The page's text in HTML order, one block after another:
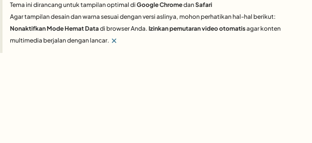
Tema ini dirancang untuk tampilan optimal di Google ChromedanSafari
Agar tampilan desain dan warna sesuai dengan versi aslinya, mohon perhatikan hal-hal berikut:
Nonaktifkan Mode Hemat Datadi browser Anda. Izinkan pemutaran video otomatisagar konten
multimedia berjalan dengan lancar. ×